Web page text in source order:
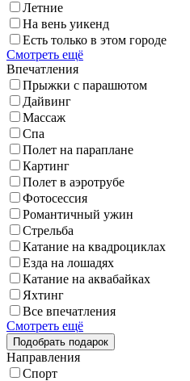
Летние
На вень уикенд
Есть только в этом городе
Смотреть ещё
Впечатления
Прыжки с парашютом
Дайвинг
Массаж
Спа
Полет на параплане
Картинг
Полет в аэротрубе
Фотосессия
Романтичный ужин
Стрельба
Катание на квадроциклах
Езда на лошадях
Катание на аквабайках
Яхтинг
Все впечатления
Смотреть ещё
Направления
Спорт